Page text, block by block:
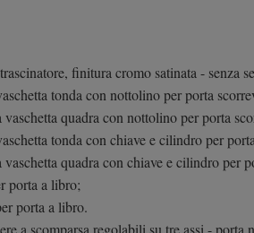
finitura cromo satinata - senza
tonda con nottolino per porta
quadra con nottolino per porta
tonda con chiave e cilindro per
quadra con chiave e cilindro per
porta a libro;
porta a libro.
a scomparsa regolabili su tre assi - porta